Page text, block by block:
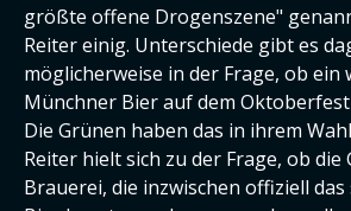
größte offene Drogenszene"
Reiter einig. Unterschiede gibt es
möglicherweise in der Frage, ob ein
Münchner Bier auf dem
Die Grünen haben das in ihrem
Reiter hielt sich zu der Frage, ob die
Brauerei, die inzwischen offiziell